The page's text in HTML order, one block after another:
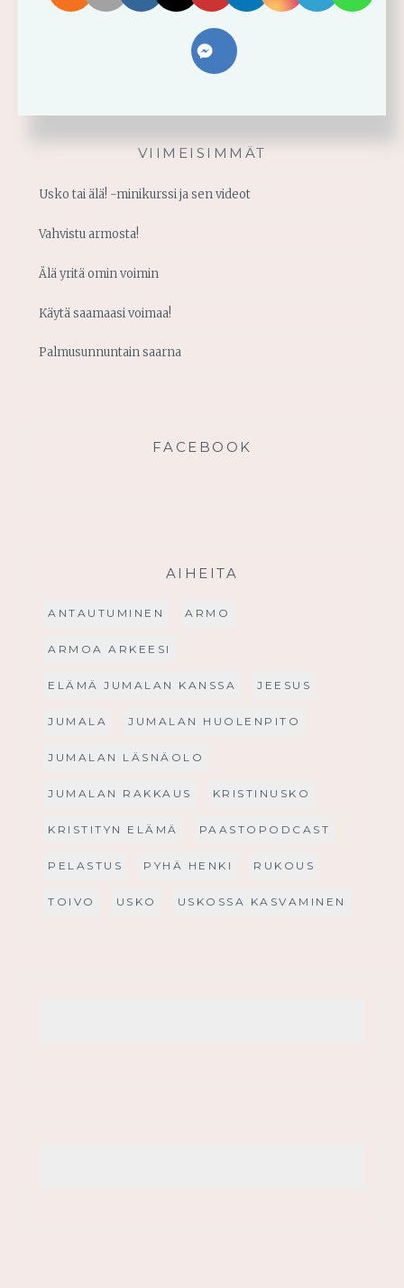
VIIMEISIMMÄT
Usko tai älä! -minikurssi ja sen videot
Vahvistu armosta!
Älä yritä omin voimin
Käytä saamaasi voimaa!
Palmusunnuntain saarna
FACEBOOK
AIHEITA
ANTAUTUMINEN ARMO
ARMOA ARKEESI
ELÄMÄ JUMALAN KANSSA JEESUS
JUMALA JUMALAN HUOLENPITO
JUMALAN LÄSNÄOLO
JUMALAN RAKKAUS KRISTINUSKO
KRISTITYN ELÄMÄ PAASTOPODCAST
PELASTUS PYHÄ HENKI RUKOUS
TOIVO USKO USKOSSA KASVAMINEN